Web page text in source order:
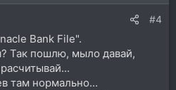
#4
Bank File".
Так пошлю, мыло давай,
там нормально...